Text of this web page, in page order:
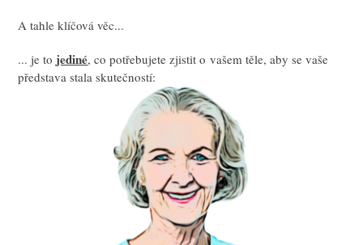
A tahle klíčová věc...
... je to jediné, co potřebujete zjistit o vašem těle, aby se vaše
představa stala skutečností: